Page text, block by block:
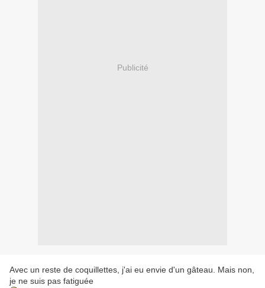
Publicité
Avec un reste de coquillettes, j'ai eu envie d'un gâteau. Mais non,
je ne suis pas fatiguée